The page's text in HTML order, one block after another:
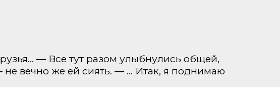
— Все тут разом улыбнулись общей,
вечно же ей сиять. — … Итак, я поднимаю